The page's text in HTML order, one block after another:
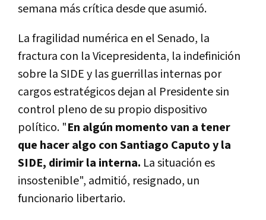
semana más crítica desde que asumió.
La fragilidad numérica en el Senado, la
fractura con la Vicepresidenta, la indefinición
sobre la SIDE y las guerrillas internas por
cargos estratégicos dejan al Presidente sin
control pleno de su propio dispositivo
político. "En algún momento van a tener
que hacer algo con Santiago Caputo y la
SIDE, dirimir la interna. La situación es
insostenible", admitió, resignado, un
funcionario libertario.